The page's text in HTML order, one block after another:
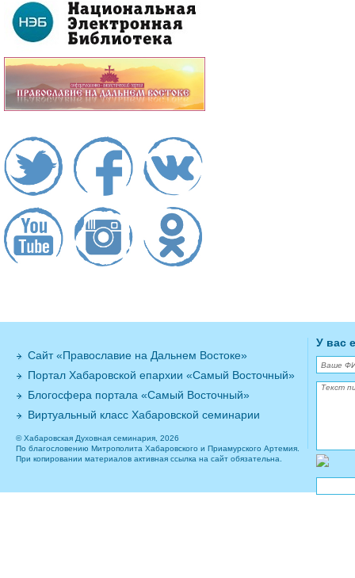
Сайт «Православие на Дальнем Востоке»
Портал Хабаровской епархии «Самый Восточный»
Блогосфера портала «Самый Восточный»
Виртуальный класс Хабаровской семинарии
© Хабаровская Духовная семинария, 2026
По благословению Митрополита Хабаровского и Приамурского Артемия.
При копировании материалов активная ссылка на сайт обязательна.
У вас